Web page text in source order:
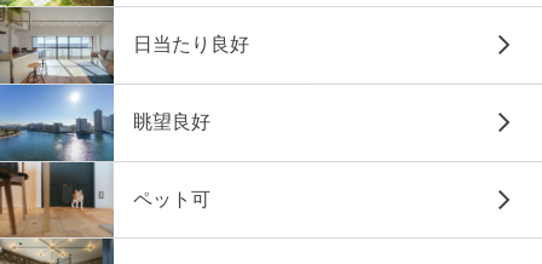
日当たり良好
眺望良好
ペット可